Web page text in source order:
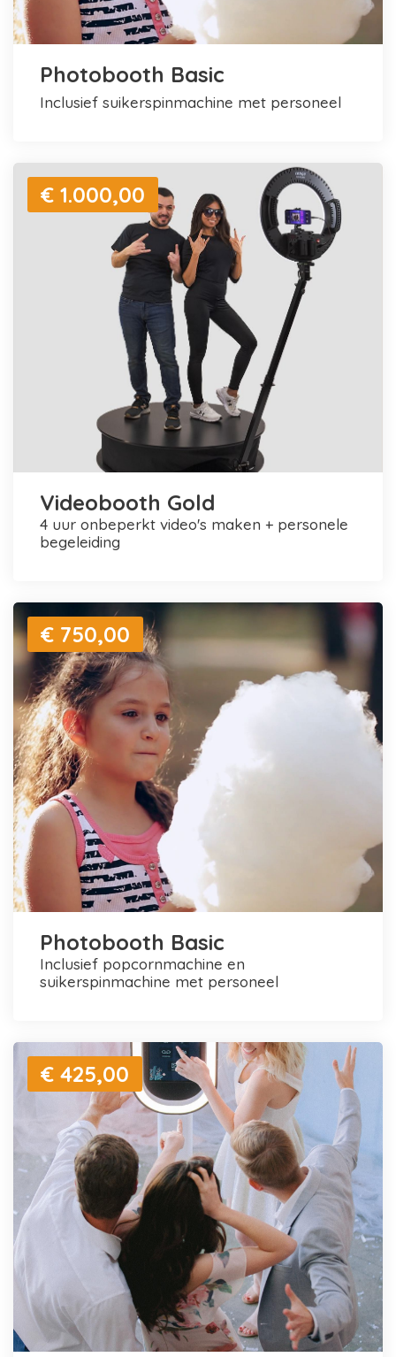
Photobooth Basic
inclusief suikerspinmachine met personeel
€ 1.000,00
Videobooth Gold
4 uur onbeperkt video's maken + personele
begeleiding
€ 750,00
Photobooth Basic
inclusief popcornmachine en
suikerspinmachine met personeel
€ 425,00